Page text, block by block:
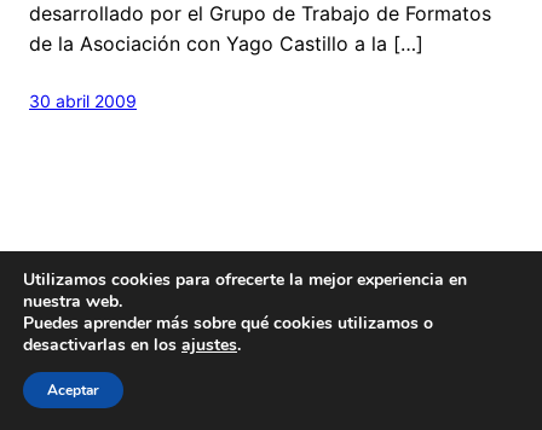
desarrollado por el Grupo de Trabajo de Formatos
de la Asociación con Yago Castillo a la […]
30 abril 2009
Hecho con
Este blog es Creative Commons
Utilizamos cookies para ofrecerte la mejor experiencia en
nuestra web.
Puedes aprender más sobre qué cookies utilizamos o
desactivarlas en los ajustes.
Aceptar